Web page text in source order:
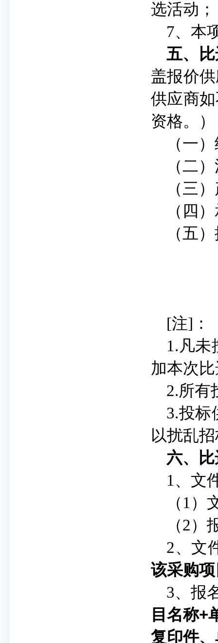
选活动；
7、本
五、
盖报价
供应商
资格。）
（一
（二
（三
（四
（五
[注]：
1.凡
加本次
2.所有
3.投标
以扰乱
六、
1、文
（1）
（2）
2、文
该采购
3、报
目名称+
复印件